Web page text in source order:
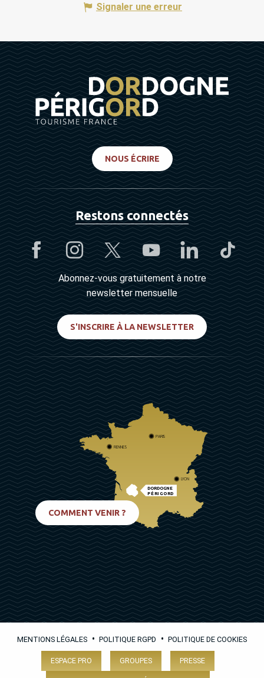
Signaler une erreur
NOUS ÉCRIRE
Restons connectés
Abonnez-vous gratuitement à notre
newsletter mensuelle
S'INSCRIRE À LA NEWSLETTER
DORDOGNE
PÉRIGORD
PARIS
RENNES
LYON
COMMENT VENIR ?
MENTIONS LÉGALES • POLITIQUE RGPD • POLITIQUE DE COOKIES
ESPACE PRO GROUPES PRESSE